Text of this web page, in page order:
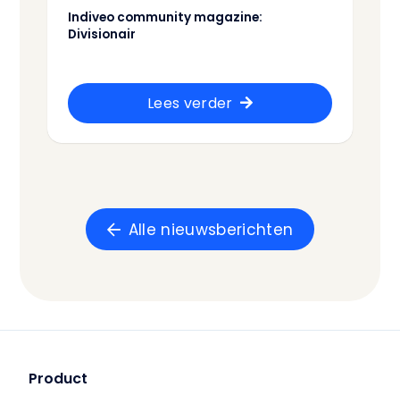
Indiveo community magazine:
Divisionair
Lees verder
Alle nieuwsberichten
Product